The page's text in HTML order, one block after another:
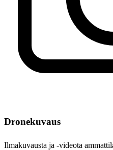
Dronekuvaus
Ilmakuvausta ja -videota